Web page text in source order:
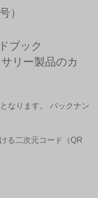
）
ブック
リー製品のカ
なります。 バックナン
る二次元コード（QR